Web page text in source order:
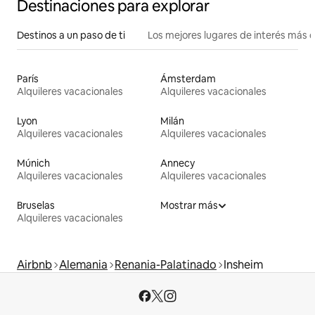
Destinaciones para explorar
Destinos a un paso de ti Los mejores lugares de interés más
París
Alquileres vacacionales
Ámsterdam
Alquileres vacacionales
Lyon
Alquileres vacacionales
Milán
Alquileres vacacionales
Múnich
Alquileres vacacionales
Annecy
Alquileres vacacionales
Bruselas
Alquileres vacacionales
Mostrar más
Airbnb Alemania Renania-Palatinado Insheim